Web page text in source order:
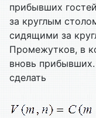
прибывших
за круглым
сидящими за
Промежутков, в
вновь
сделать